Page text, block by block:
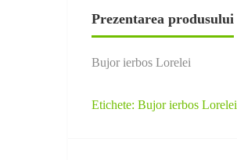
Prezentarea produsului
Bujor ierbos Lorelei
Etichete: Bujor ierbos Lorelei